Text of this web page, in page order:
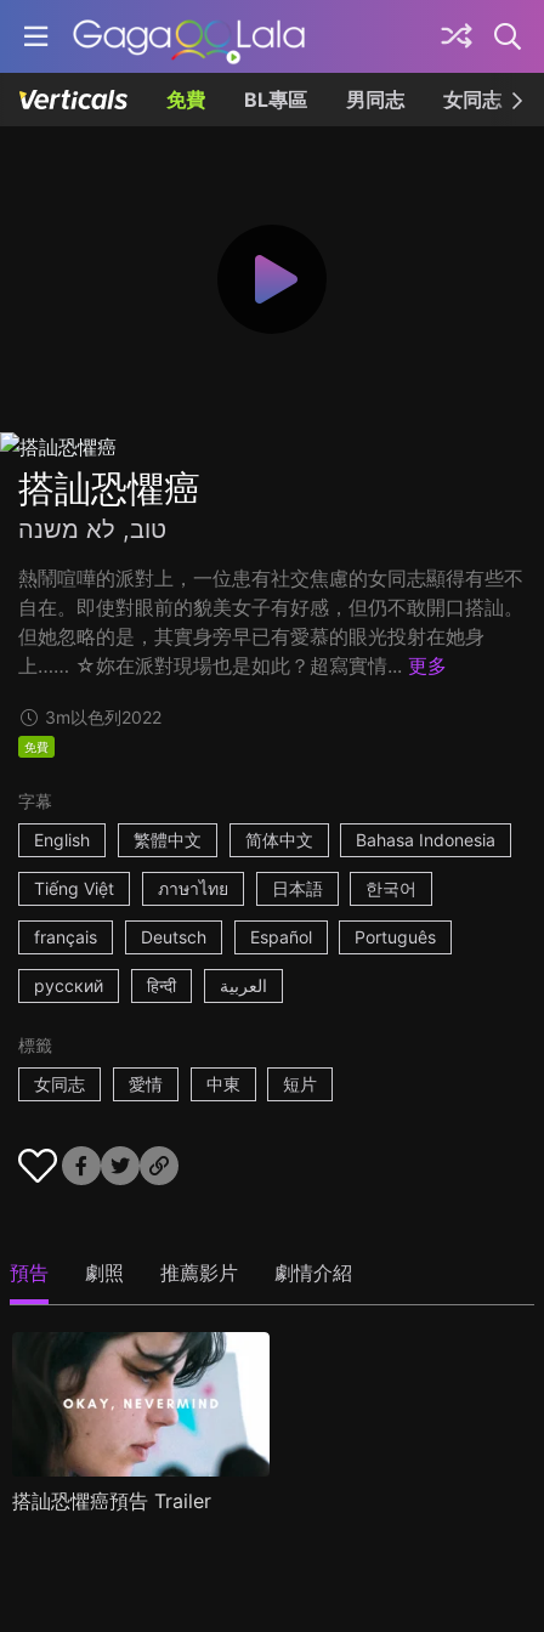
免費 BL專區 男同志 女同志
搭訕恐懼癌
טוב, לא משנה
熱鬧喧嘩的派對上，一位患有社交焦慮的女同志顯得有些不
自在。即使對眼前的貌美女子有好感，但仍不敢開口搭訕。
但她忽略的是，其實身旁早已有愛慕的眼光投射在她身
上…… ☆妳在派對現場也是如此？超寫實情... 更多
3m以色列2022
免費
字幕
English
繁體中文 简体中文 Bahasa Indonesia
Tiếng Việt ภาษาไทย 日本語 한국어
français Deutsch Español Português
русский हिन्दी العربية
標籤
女同志
愛情 中東 短片
預告 劇照 推薦影片 劇情介紹
搭訕恐懼癌預告 Trailer